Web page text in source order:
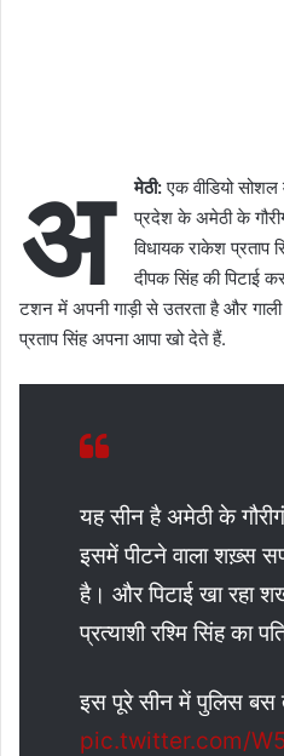
अ मेठी:एक वीडियो सोशल
प्रदेश के अमेठी के
विधायक राकेश प्रताप
दीपक सिंह की पिटाई
टशन में अपनी गाड़ी से उतरता है और
प्रताप सिंह अपना आपा खो देते हैं.
यह सीन है अमेठी के
इसमें पीटने वाला शख़्स
है। और पिटाई खा रहा
प्रत्याशी रश्मि सिंह का
इस पूरे सीन में पुलिस बस
pic.twitter.com/